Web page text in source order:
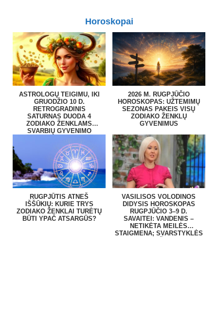
Horoskopai
ASTROLOGŲ TEIGIMU, IKI
GRUODŽIO 10 D.
RETROGRADINIS
SATURNAS DUODA 4
ZODIAKO ŽENKLAMS
SVARBIŲ GYVENIMO
2026 M. RUGPJŪČIO
HOROSKOPAS: UŽTEMIMŲ
SEZONAS PAKEIS VISŲ
ZODIAKO ŽENKLŲ
GYVENIMUS
RUGPJŪTIS ATNEŠ
IŠŠŪKIŲ: KURIE TRYS
ZODIAKO ŽENKLAI TURĖTŲ
BŪTI YPAČ ATSARGŪS?
VASILISOS VOLODINOS
DIDYSIS HOROSKOPAS
RUGPJŪČIO 3–9 D.
SAVAITEI: VANDENIS –
NETIKĖTA MEILĖS
STAIGMENA; SVARSTYKLĖS